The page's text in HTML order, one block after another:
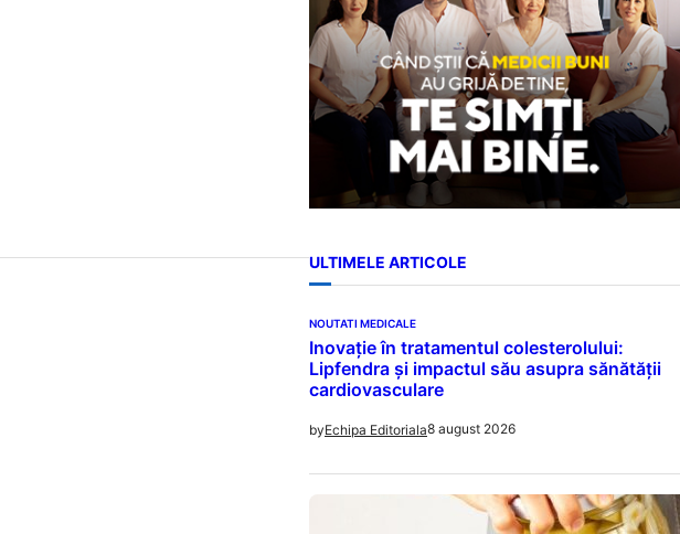
ULTIMELE ARTICOLE
NOUTATI MEDICALE
Inovație în tratamentul colesterolului:
Lipfendra și impactul său asupra sănătății
cardiovasculare
byEchipa Editoriala8 august 2026